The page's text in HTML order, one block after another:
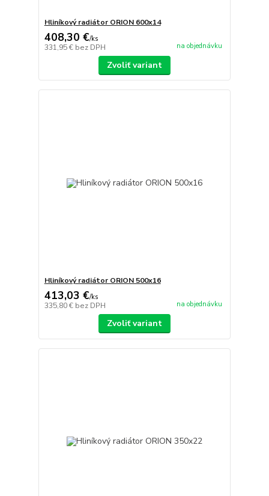
Hliníkový radiátor ORION 600x14
408,30 €/ks
331,95 € bez DPH na objednávku
Zvoliť variant
Hliníkový radiátor ORION 500x16
413,03 €/ks
335,80 € bez DPH na objednávku
Zvoliť variant